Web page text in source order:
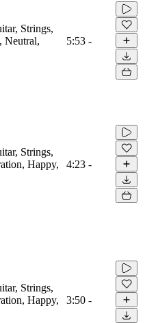
Strings,
Neutral,
5:53 -
Strings,
Happy,
4:23 -
Strings,
Happy,
3:50 -